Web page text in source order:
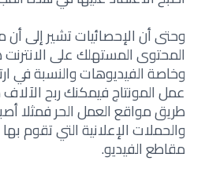
المحتوى المستهلك على
وخاصة الفيديوهات والنسبة في
عمل المونتاج فيمكنك ربح
طريق مواقع العمل الحر فمثلا
والحملات الإعلانية التي تقوم
مقاطع الفيديو.